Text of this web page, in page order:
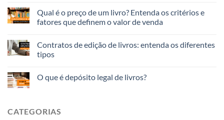
Qual é o preço de um livro? Entenda os critérios e
fatores que definem o valor de venda
Contratos de edição de livros: entenda os diferentes
tipos
O que é depósito legal de livros?
CATEGORIAS